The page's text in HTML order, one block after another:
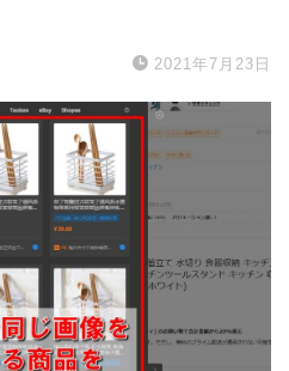
2021年7月23日